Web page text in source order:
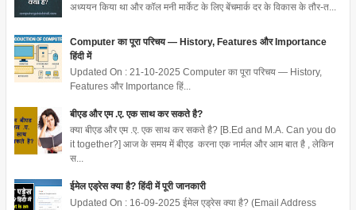
अध्ययन किया था और कॉल मनी मार्केट के लिए बेंचमार्क दर के विकास के तौर-त...
Computer का पूरा परिचय — History, Features और Importance
हिंदी में
Updated On : 21-10-2025 Computer का पूरा परिचय — History,
Features और Importance हिं...
बीएड और एम .ए. एक साथ कर सकते है?
क्या बीएड और एम .ए. एक साथ कर सकते है? [B.Ed and M.A. Can you do
it together?] आज के समय में बीएड करना एक नार्मल और आम बात है , लेकिन
स...
ईमेल एड्रेस क्या है? हिंदी में पूरी जानकारी
Updated On : 16-09-2025 ईमेल एड्रेस क्या है? (Email Address